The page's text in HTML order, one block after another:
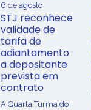
6 de agosto
STJ reconhece
validade de
tarifa de
adiantamento
a depositante
prevista em
contrato
A Quarta Turma do